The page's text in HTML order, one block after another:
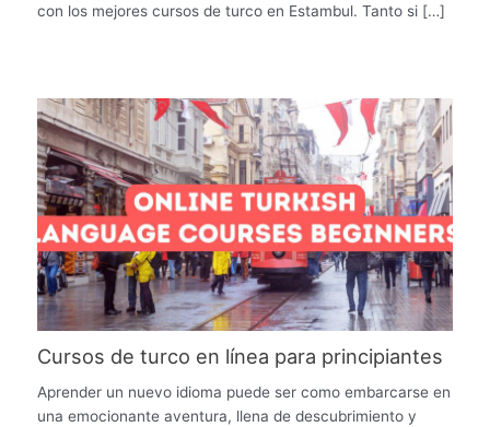
con los mejores cursos de turco en Estambul. Tanto si […]
Cursos de turco en línea para principiantes
Aprender un nuevo idioma puede ser como embarcarse en
una emocionante aventura, llena de descubrimiento y